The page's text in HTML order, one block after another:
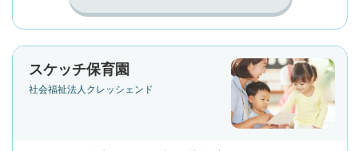
スケッチ保育園
社会福祉法人クレッシェンド